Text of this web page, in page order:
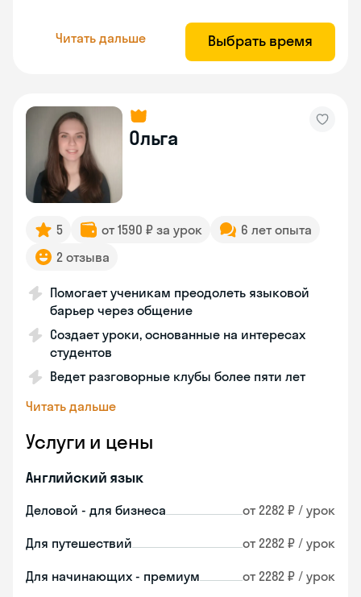
Читать дальше Выбрать время
Ольга
5 от 1590 ₽ за урок
6 лет опыта
2 отзыва
Помогает ученикам преодолеть языковой
барьер через общение
Создает уроки, основанные на интересах
студентов
Ведет разговорные клубы более пяти лет
Читать дальше
Услуги и цены
Английский язык
Деловой - для бизнеса от 2282 ₽ / урок
Для путешествий от 2282 ₽ / урок
Для начинающих - премиум от 2282 ₽ / урок